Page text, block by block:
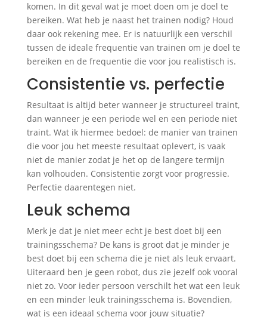
komen. In dit geval wat je moet doen om je doel te
bereiken. Wat heb je naast het trainen nodig? Houd
daar ook rekening mee. Er is natuurlijk een verschil
tussen de ideale frequentie van trainen om je doel te
bereiken en de frequentie die voor jou realistisch is.
Consistentie vs. perfectie
Resultaat is altijd beter wanneer je structureel traint,
dan wanneer je een periode wel en een periode niet
traint. Wat ik hiermee bedoel: de manier van trainen
die voor jou het meeste resultaat oplevert, is vaak
niet de manier zodat je het op de langere termijn
kan volhouden. Consistentie zorgt voor progressie.
Perfectie daarentegen niet.
Leuk schema
Merk je dat je niet meer echt je best doet bij een
trainingsschema? De kans is groot dat je minder je
best doet bij een schema die je niet als leuk ervaart.
Uiteraard ben je geen robot, dus zie jezelf ook vooral
niet zo. Voor ieder persoon verschilt het wat een leuk
en een minder leuk trainingsschema is. Bovendien,
wat is een ideaal schema voor jouw situatie?